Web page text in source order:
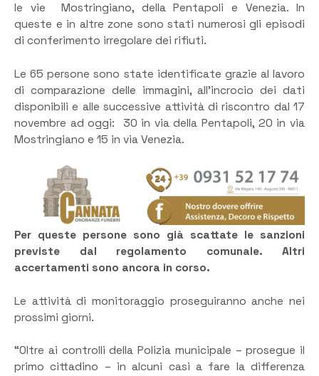
le vie Mostringiano, della Pentapoli e Venezia. In
queste e in altre zone sono stati numerosi gli episodi
di conferimento irregolare dei rifiuti.
Le 65 persone sono state identificate grazie al lavoro
di comparazione delle immagini, all’incrocio dei dati
disponibili e alle successive attività di riscontro dal 17
novembre ad oggi: 30 in via della Pentapoli, 20 in via
Mostringiano e 15 in via Venezia.
Per queste persone sono già scattate le sanzioni
previste dal regolamento comunale. Altri
accertamenti sono ancora in corso.
Le attività di monitoraggio proseguiranno anche nei
prossimi giorni.
“Oltre ai controlli della Polizia municipale – prosegue il
primo cittadino – in alcuni casi a fare la differenza